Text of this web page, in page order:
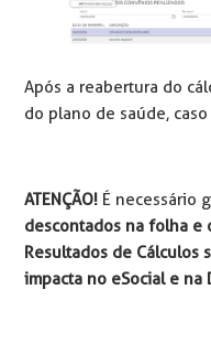
Após a reabertura do
do plano de saúde,
ATENÇÃO! É necessário
descontados na folha e
Resultados de Cálculos
impacta no eSocial e na